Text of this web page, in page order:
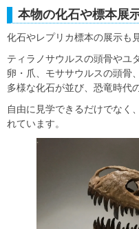
本物の化石や標本展
化石やレプリカ標本の展示も
ティラノサウルスの頭骨やユ
卵・爪、モササウルスの頭骨
多様な化石が並び、恐竜時代
自由に見学できるだけでなく
れています。